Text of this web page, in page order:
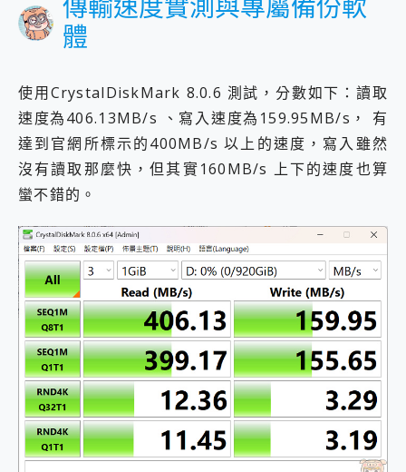
傳輸速度實測與專屬備份軟
體
使用CrystalDiskMark 8.0.6 測試，分數如下：讀取
速度為406.13MB/s 、寫入速度為159.95MB/s， 有
達到官網所標示的400MB/s 以上的速度，寫入雖然
沒有讀取那麼快，但其實160MB/s 上下的速度也算
蠻不錯的。